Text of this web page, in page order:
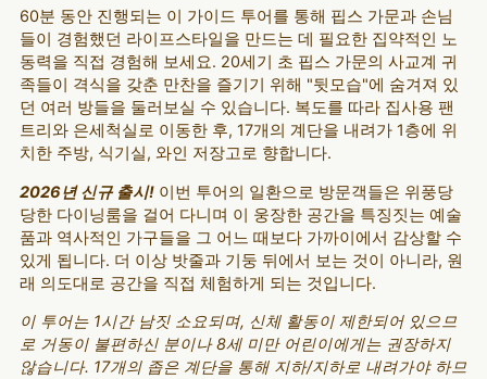
60분 동안 진행되는 이 가이드 투어를 통해 핍스 가문과 손님
들이 경험했던 라이프스타일을 만드는 데 필요한 집약적인 노
동력을 직접 경험해 보세요. 20세기 초 핍스 가문의 사교계 귀
족들이 격식을 갖춘 만찬을 즐기기 위해 "뒷모습"에 숨겨져 있
던 여러 방들을 둘러보실 수 있습니다. 복도를 따라 집사용 팬
트리와 은세척실로 이동한 후, 17개의 계단을 내려가 1층에 위
치한 주방, 식기실, 와인 저장고로 향합니다.
2026년 신규 출시!이번 투어의 일환으로 방문객들은 위풍당
당한 다이닝룸을 걸어 다니며 이 웅장한 공간을 특징짓는 예술
품과 역사적인 가구들을 그 어느 때보다 가까이에서 감상할 수
있게 됩니다. 더 이상 밧줄과 기둥 뒤에서 보는 것이 아니라, 원
래 의도대로 공간을 직접 체험하게 되는 것입니다.
이 투어는 1시간 남짓 소요되며, 신체 활동이 제한되어 있으므
로 거동이 불편하신 분이나 8세 미만 어린이에게는 권장하지
않습니다. 17개의 좁은 계단을 통해 지하/지하로 내려가야 하므